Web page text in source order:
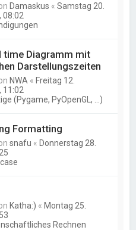
Damaskus «Samstag 20.
08:02
time Diagramm mit
Darstellungszeiten
NWA « Freitag 12.
11:02
(Pygame, PyOpenGL, ...)
Formatting
snafu « Donnerstag 28.
Katha:) « Montag 25.
Rechnen